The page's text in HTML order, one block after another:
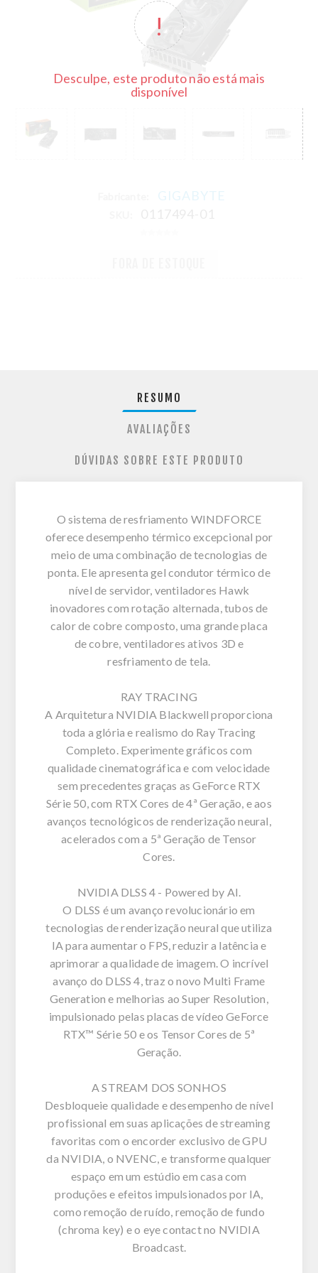
Desculpe, este produto não está mais
disponível
GIGABYTE
RESUMO
AVALIAÇÕES
DÚVIDAS SOBRE ESTE PRODUTO
O sistema de resfriamento WINDFORCE
oferece desempenho térmico excepcional por
meio de uma combinação de tecnologias de
ponta. Ele apresenta gel condutor térmico de
nível de servidor, ventiladores Hawk
inovadores com rotação alternada, tubos de
calor de cobre composto, uma grande placa
de cobre, ventiladores ativos 3D e
resfriamento de tela.
RAY TRACING
A Arquitetura NVIDIA Blackwell proporciona
toda a glória e realismo do Ray Tracing
Completo. Experimente gráficos com
qualidade cinematográfica e com velocidade
sem precedentes graças as GeForce RTX
Série 50, com RTX Cores de 4ª Geração, e aos
avanços tecnológicos de renderização neural,
acelerados com a 5ª Geração de Tensor
Cores.
NVIDIA DLSS 4 - Powered by AI.
O DLSS é um avanço revolucionário em
tecnologias de renderização neural que utiliza
IA para aumentar o FPS, reduzir a latência e
aprimorar a qualidade de imagem. O incrível
avanço do DLSS 4, traz o novo Multi Frame
Generation e melhorias ao Super Resolution,
impulsionado pelas placas de vídeo GeForce
RTX™ Série 50 e os Tensor Cores de 5ª
Geração.
A STREAM DOS SONHOS
Desbloqueie qualidade e desempenho de nível
profissional em suas aplicações de streaming
favoritas com o encorder exclusivo de GPU
da NVIDIA, o NVENC, e transforme qualquer
espaço em um estúdio em casa com
produções e efeitos impulsionados por IA,
como remoção de ruído, remoção de fundo
(chroma key) e o eye contact no NVIDIA
Broadcast.